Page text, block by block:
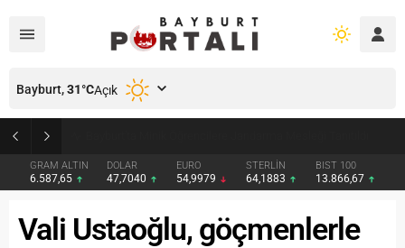
GRAM ALTIN
6.587,65
DOLAR
47,7040
EURO
54,9979
STERLİN
64,1883
BIST 100
13.866,67
Bayburt,31°CAçık
Vali Ustaoğlu, göçmenlerle